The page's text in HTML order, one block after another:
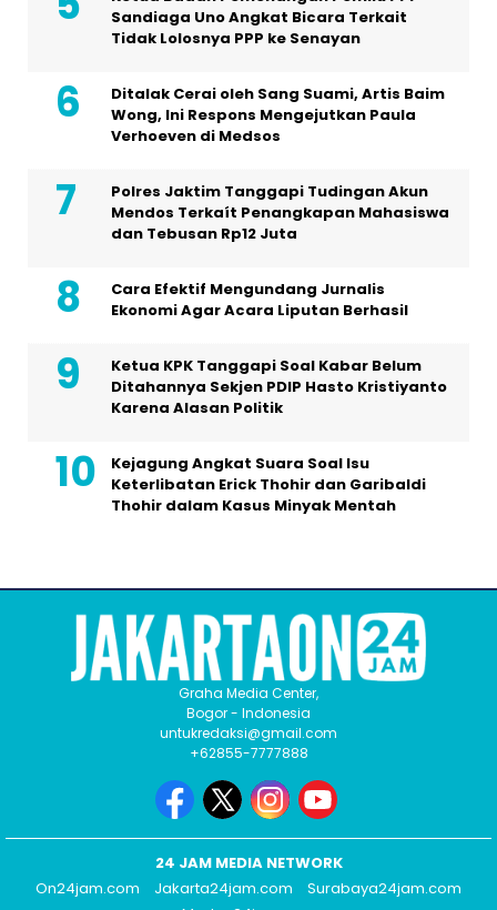
Sandiaga Uno Angkat Bicara Terkait
Tidak Lolosnya PPP ke Senayan
Ditalak Cerai oleh Sang Suami, Artis Baim
Wong, Ini Respons Mengejutkan Paula
Verhoeven di Medsos
Polres Jaktim Tanggapi Tudingan Akun
Mendos Terkaít Penangkapan Mahasiswa
dan Tebusan Rp12 Juta
Cara Efektif Mengundang Jurnalis
Ekonomi Agar Acara Liputan Berhasil
Ketua KPK Tanggapi Soal Kabar Belum
Ditahannya Sekjen PDIP Hasto Kristiyanto
Karena Alasan Politik
Kejagung Angkat Suara Soal Isu
Keterlibatan Erick Thohir dan Garibaldi
Thohir dalam Kasus Minyak Mentah
Graha Media Center,
Bogor - Indonesia
untukredaksi@gmail.com
+62855-7777888
24 JAM MEDIA NETWORK
On24jam.com
Jakarta24jam.com
Surabaya24jam.com